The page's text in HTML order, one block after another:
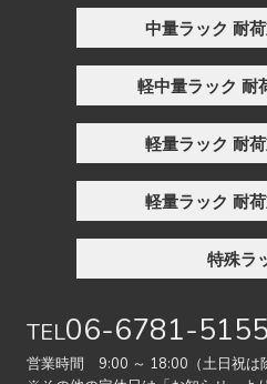
中量ラック 耐
軽中量ラック 耐
軽量ラック 耐
軽量ラック 耐
特殊ラ
TEL06-6781-5155
営業時間 9:00 ～ 18:00（土日祝は